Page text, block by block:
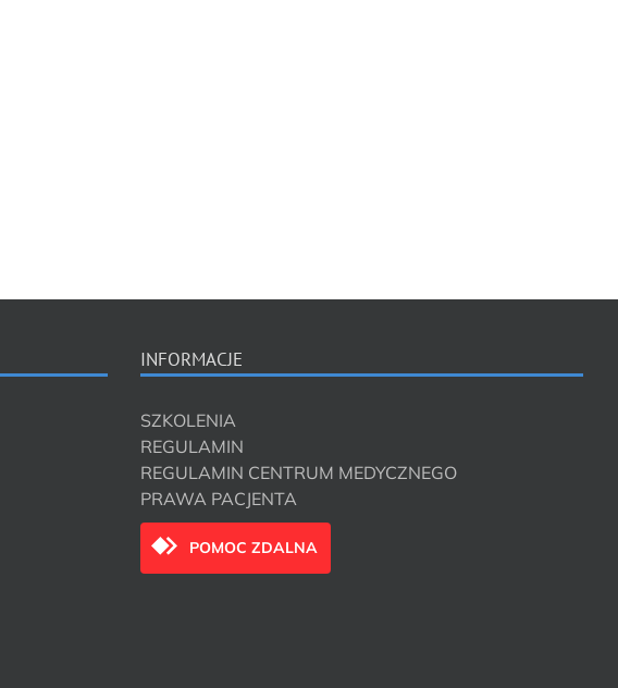
INFORMACJE
SZKOLENIA
REGULAMIN
REGULAMIN CENTRUM MEDYCZNEGO
PRAWA PACJENTA
POMOC ZDALNA